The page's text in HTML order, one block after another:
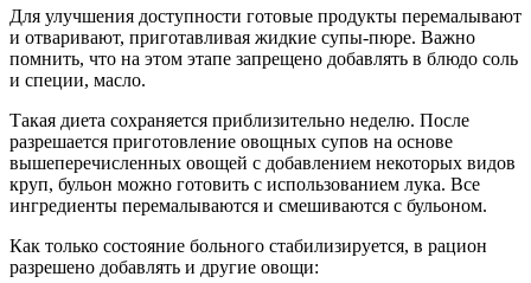
Для улучшения доступности готовые продукты перемалывают
и отваривают, приготавливая жидкие супы-пюре. Важно
помнить, что на этом этапе запрещено добавлять в блюдо соль
и специи, масло.
Такая диета сохраняется приблизительно неделю. После
разрешается приготовление овощных супов на основе
вышеперечисленных овощей с добавлением некоторых видов
круп, бульон можно готовить с использованием лука. Все
ингредиенты перемалываются и смешиваются с бульоном.
Как только состояние больного стабилизируется, в рацион
разрешено добавлять и другие овощи: